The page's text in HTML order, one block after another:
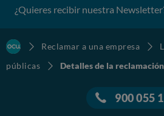
¿Quieres recibir nuestra
Reclamar a una empresa
públicas
Detalles de la reclamación
900 055